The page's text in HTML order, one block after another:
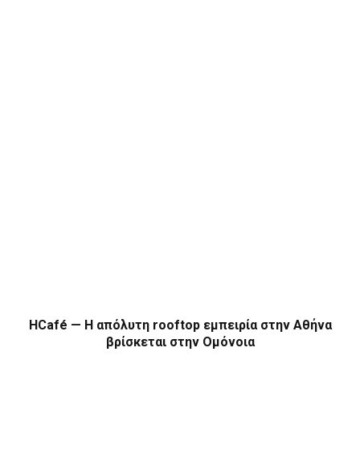
HCafé — Η απόλυτη rooftop εμπειρία στην Αθήνα
βρίσκεται στην Ομόνοια